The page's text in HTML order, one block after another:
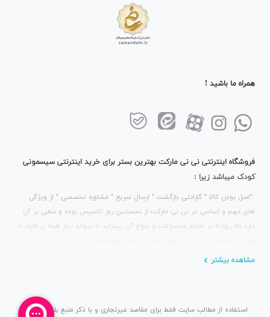
همراه ما باشید !
فروشگاه اینترنتی نی نی مارکت بهترین بستر برای خرید اینترنتی سیسمونی
کودک میباشد زیرا :
"اصل بودن کالا " گارانتی بازگشت " ارسال سریع " مشاوره تخصصی " از ویژگی
های مهم و اساسی در نی نی مارکت از نخستین روز تاسیس بوده و سعی بر آن
دارد که روزانه بر تعداد محصولات و تنوع آن بیفزاید تا بتواند نیاز همه ی افراد با
مشاهده بیشتر
استفاده از مطالب سایت فقط برای مقاصد غیرتجاری و با ذکر منبع بلامانع است.